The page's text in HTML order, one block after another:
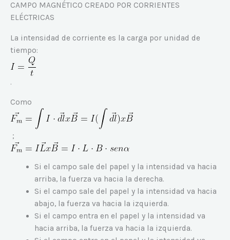
CAMPO MAGNÉTICO CREADO POR CORRIENTES
ELÉCTRICAS
La intensidad de corriente es la carga por unidad de
tiempo:
.
Como
;
Si el campo sale del papel y la intensidad va hacia
arriba, la fuerza va hacia la derecha.
Si el campo sale del papel y la intensidad va hacia
abajo, la fuerza va hacia la izquierda.
Si el campo entra en el papel y la intensidad va
hacia arriba, la fuerza va hacia la izquierda.